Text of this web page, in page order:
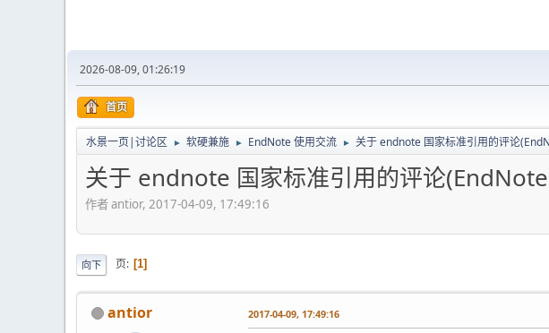
2026-08-09, 01:26:19
首页
水景一页|讨论区 ► 软硬兼施 ► EndNote 使用交流 ► 关于 endnote 国家标准引用的评论
关于 endnote 国家标准引用的评论
作者 antior, 2017-04-09, 17:49:16
向下 页 1
antior 2017-04-09, 17:49:16